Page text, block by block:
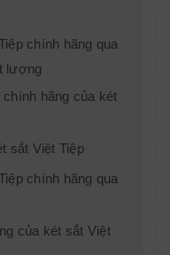
chính hãng qua
lượng
hãng của két
sắt Việt Tiệp
chính hãng qua
của két sắt Việt